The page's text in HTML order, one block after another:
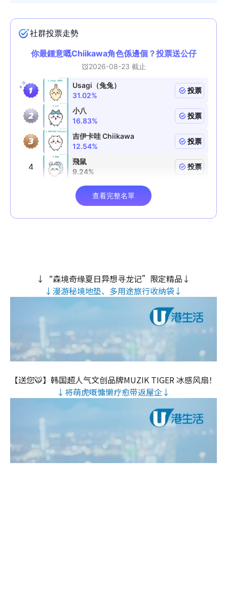
↓“森境奇缘夏日异想寻龙记”限定精品↓
↓漫游秘境地垫、多用途旅行收纳袋↓
【送您🐯】韩国超人气文创品牌MUZIK TIGER 冰感风扇！
↓将萌虎嘅慵懒疗愈带返屋企↓